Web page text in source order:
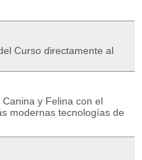
Curso directamente al
y Felina con el
modernas tecnologías de